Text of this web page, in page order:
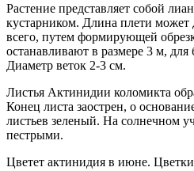
Растение представляет собой
кустарником. Длина плети может
всего, путем формирующей
останавливают в размере 3 м, для
Диаметр веток 2-3 см.
Листья Актинидии коломикта
Конец листа заострен, о
листьев зеленый. На солнечном
пестрыми.
Цветет актинидия в июне.